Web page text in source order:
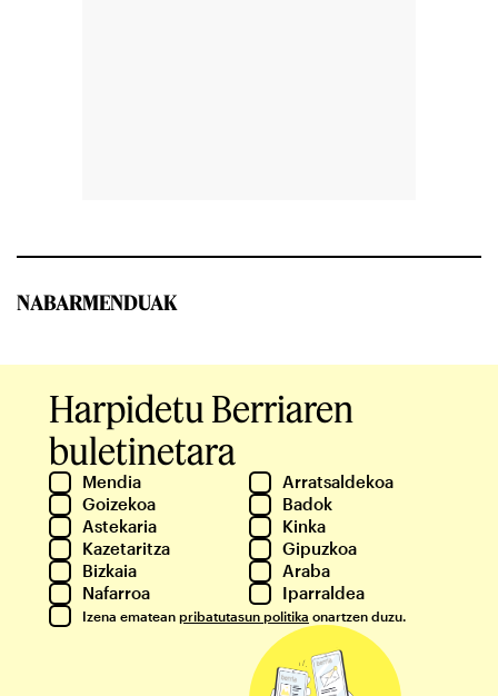
NABARMENDUAK
Harpidetu Berriaren
buletinetara
Mendia
Arratsaldekoa
Goizekoa
Badok
Astekaria
Kinka
Kazetaritza
Gipuzkoa
Bizkaia
Araba
Nafarroa
Iparraldea
Izena ematean pribatutasun politika onartzen duzu.